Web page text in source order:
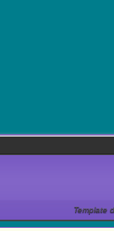
Template